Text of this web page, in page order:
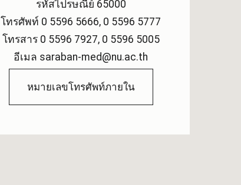
รหัสไปรษณีย์ 65000
โทรศัพท์ 0 5596 5666, 0 5596 5777
โทรสาร 0 5596 7927, 0 5596 5005
อีเมล saraban-med@nu.ac.th
หมายเลขโทรศัพท์ภายใน